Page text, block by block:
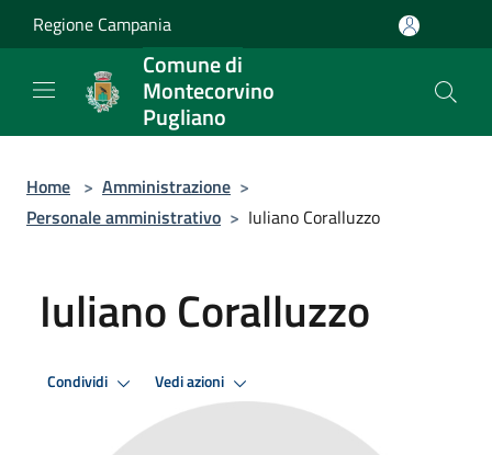
Salta al contenuto principale
Regione Campania
Comune di
Montecorvino
Pugliano
Home > Amministrazione >
Personale amministrativo > Iuliano Coralluzzo
Iuliano Coralluzzo
Condividi Vedi azioni